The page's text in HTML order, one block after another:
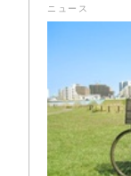
ニュース